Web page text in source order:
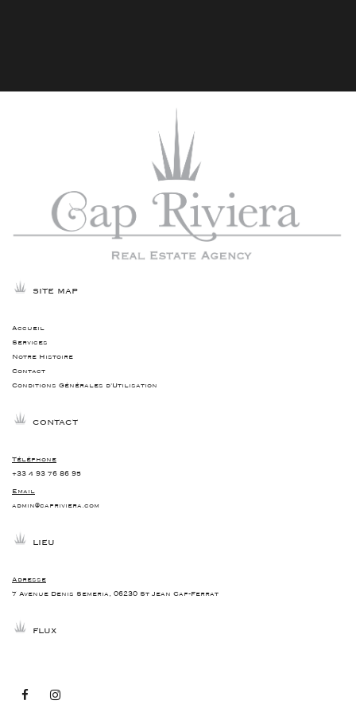
SITE MAP
Accueil
Services
Notre Histoire
Contact
Conditions Générales d'Utilisation
CONTACT
Téléphone
+33 4 93 76 86 95
Email
admin@capriviera.com
LIEU
Adresse
7 Avenue Denis Semeria, 06230 St Jean Cap-Ferrat
FLUX